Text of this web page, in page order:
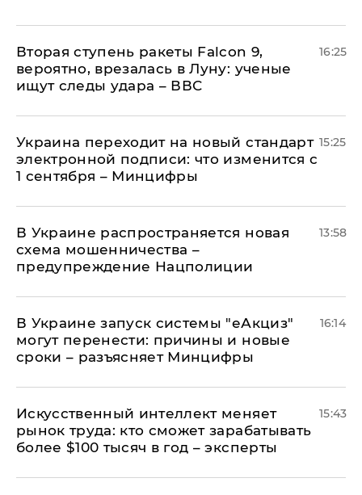
Вторая ступень ракеты Falcon 9,
вероятно, врезалась в Луну: ученые
ищут следы удара – ВВС
16:25
Украина переходит на новый стандарт
электронной подписи: что изменится с
1 сентября – Минцифры
15:25
В Украине распространяется новая
схема мошенничества –
предупреждение Нацполиции
13:58
В Украине запуск системы "еАкциз"
могут перенести: причины и новые
сроки – разъясняет Минцифры
16:14
Искусственный интеллект меняет
рынок труда: кто сможет зарабатывать
более $100 тысяч в год – эксперты
15:43